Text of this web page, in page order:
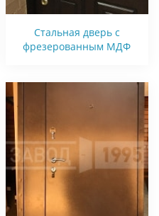
Стальная дверь с
фрезерованным МДФ